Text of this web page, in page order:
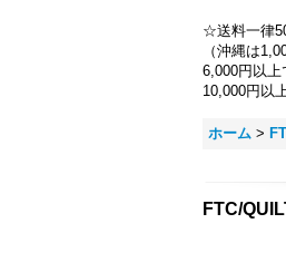
☆送料一律
（沖縄は
6,000円以上
10,000円以
ホーム >
FTC/